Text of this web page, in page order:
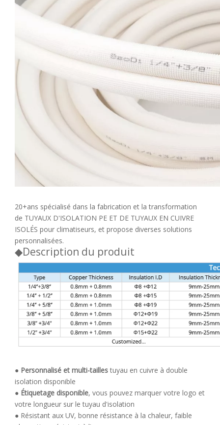
20+ans spécialisé dans la fabrication et la transformation
de TUYAUX D'ISOLATION PE ET DE TUYAUX EN CUIVRE
ISOLÉS pour climatiseurs, et propose diverses solutions
personnalisées.
◆Description du produit
● Personnalisé et multi-taillestuyau en cuivre à double
isolation disponible
● Étiquetage disponible, vous pouvez marquer votre logo et
votre longueur sur le tuyau d'isolation
● Résistant aux UV, bonne résistance à la chaleur, faible